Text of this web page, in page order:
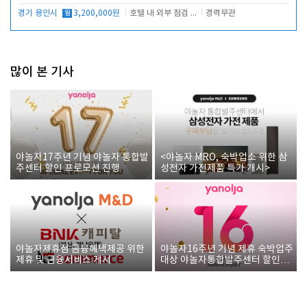
경기 용인시 월 3,200,000원 호텔 내 외부 점검 및 프런트 운영 경력무관
많이 본 기사
야놀자17주년 기념 야놀자 통합발
주센터 할인 프로모션 진행
<야놀자 MRO, 숙박업소 위한 삼
성전자 가전제품 특가 개시>
야놀자제휴점 금융혜택제공 위한
제휴 및 금융서비스 게시
야놀자16주년 기념 제휴 숙박업주
대상 야놀자통합발주센터 할인쿠
폰 증정